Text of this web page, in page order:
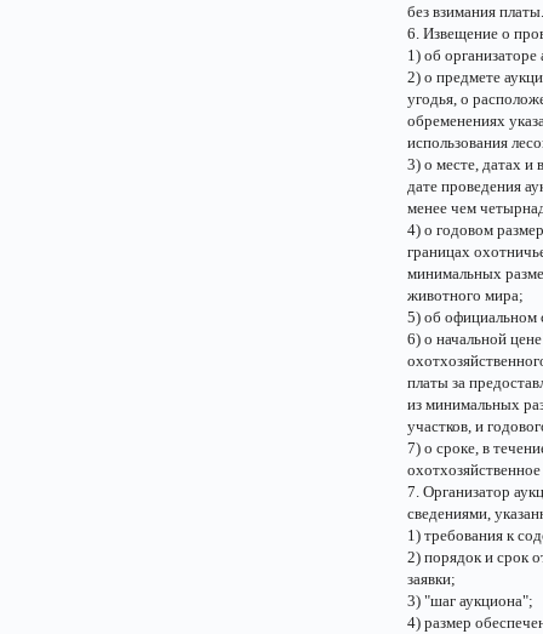
без взимания платы.
6. Извещение о
1) об организаторе
2) о предмете
угодья, о
обременениях
использования
3) о месте, датах и
дате проведения
менее чем
4) о годовом
границах
минимальных
животного мира;
5) об официальном
6) о начальной
платы за
из минимальных
участков, и
7) о сроке, в
7. Организатор
сведениями,
1) требования к
2) порядок и срок
заявки;
3) "шаг аукциона";
4) размер